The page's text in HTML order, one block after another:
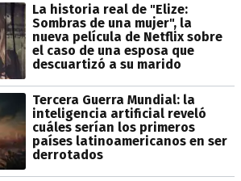
La historia real de "Elize:
Sombras de una mujer", la
nueva película de Netflix sobre
el caso de una esposa que
descuartizó a su marido
Tercera Guerra Mundial: la
inteligencia artificial reveló
cuáles serían los primeros
países latinoamericanos en ser
derrotados